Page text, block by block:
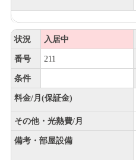
状況 入居中
番号 211
条件
料金/月(保証金)
その他・光熱費/月
備考・部屋設備